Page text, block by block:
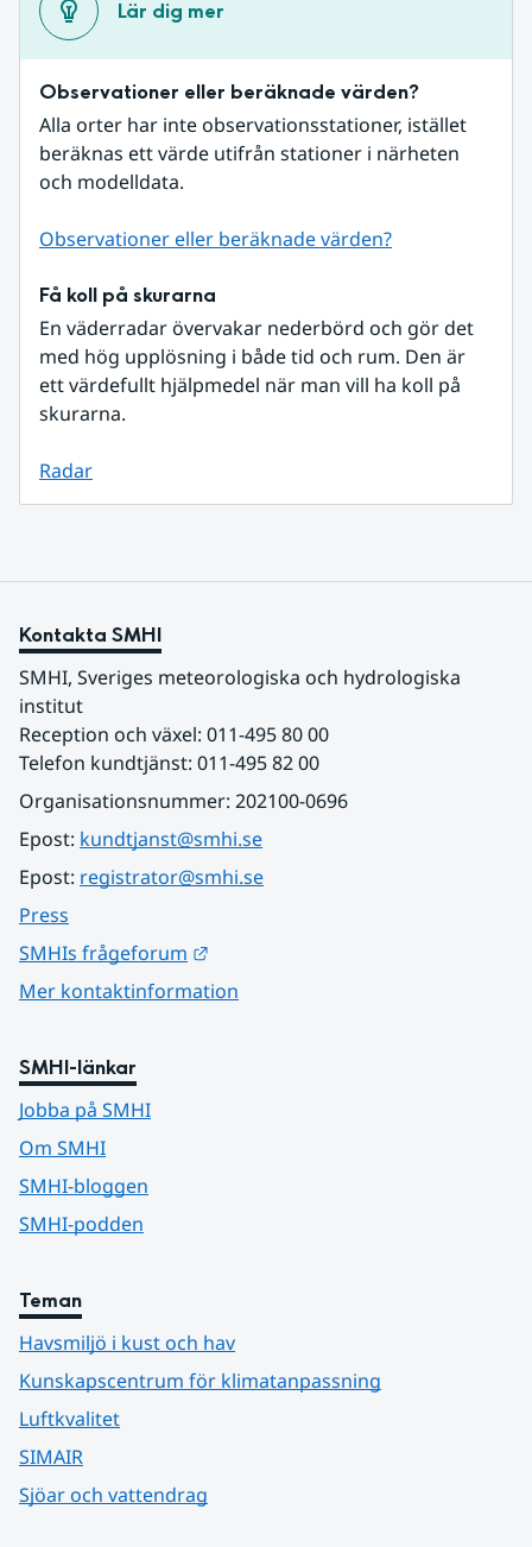
Lär dig mer
Observationer eller beräknade värden?
Alla orter har inte observationsstationer, istället
beräknas ett värde utifrån stationer i närheten
och modelldata.
Observationer eller beräknade värden?
Få koll på skurarna
En väderradar övervakar nederbörd och gör det
med hög upplösning i både tid och rum. Den är
ett värdefullt hjälpmedel när man vill ha koll på
skurarna.
Radar
Kontakta SMHI
SMHI, Sveriges meteorologiska och hydrologiska
institut
Reception och växel: 011-495 80 00
Telefon kundtjänst: 011-495 82 00
Organisationsnummer: 202100-0696
Epost: kundtjanst@smhi.se
Epost: registrator@smhi.se
Press
SMHIs frågeforum
Mer kontaktinformation
SMHI-länkar
Jobba på SMHI
Om SMHI
SMHI-bloggen
SMHI-podden
Teman
Havsmiljö i kust och hav
Kunskapscentrum för klimatanpassning
Luftkvalitet
SIMAIR
Sjöar och vattendrag